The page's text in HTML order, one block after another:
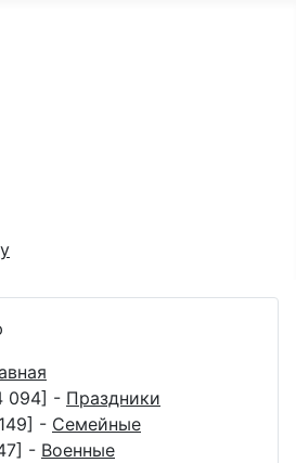
094] - Праздники
- Семейные
- Военные